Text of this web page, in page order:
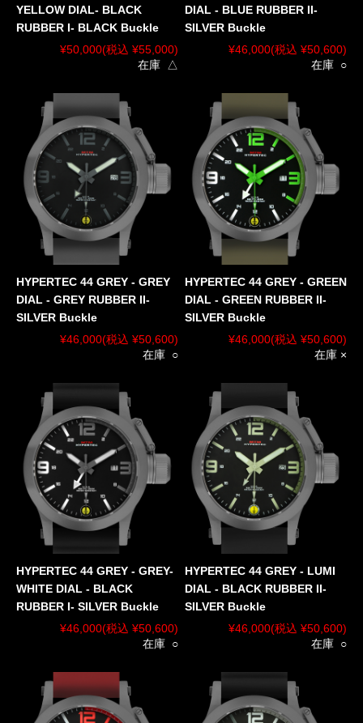
YELLOW DIAL- BLACK
RUBBER I- BLACK Buckle
¥50,000(税込 ¥55,000)
在庫 △
DIAL - BLUE RUBBER II-
SILVER Buckle
¥46,000(税込 ¥50,600)
在庫 ○
HYPERTEC 44 GREY - GREY
DIAL - GREY RUBBER II-
SILVER Buckle
¥46,000(税込 ¥50,600)
在庫 ○
HYPERTEC 44 GREY - GREEN
DIAL - GREEN RUBBER II-
SILVER Buckle
¥46,000(税込 ¥50,600)
在庫 ×
HYPERTEC 44 GREY - GREY-
WHITE DIAL - BLACK
RUBBER I- SILVER Buckle
¥46,000(税込 ¥50,600)
在庫 ○
HYPERTEC 44 GREY - LUMI
DIAL - BLACK RUBBER II-
SILVER Buckle
¥46,000(税込 ¥50,600)
在庫 ○